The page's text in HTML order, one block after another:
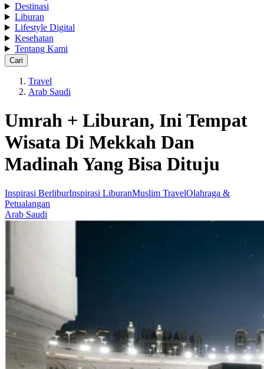
Destinasi
Liburan
Lifestyle Digital
Kesehatan
Tentang Kami
Cari
Travel
Arab Saudi
Umrah + Liburan, Ini Tempat
Wisata Di Mekkah Dan
Madinah Yang Bisa Dituju
Inspirasi BerliburInspirasi LiburanMuslim TravelOlahraga &
Petualangan
Arab Saudi